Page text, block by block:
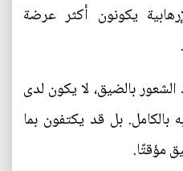
يكونون أكثر عرضة
بالضيق، لا يكون لدى
بالكامل. بل قد يكتفون بما
مؤقتًا.